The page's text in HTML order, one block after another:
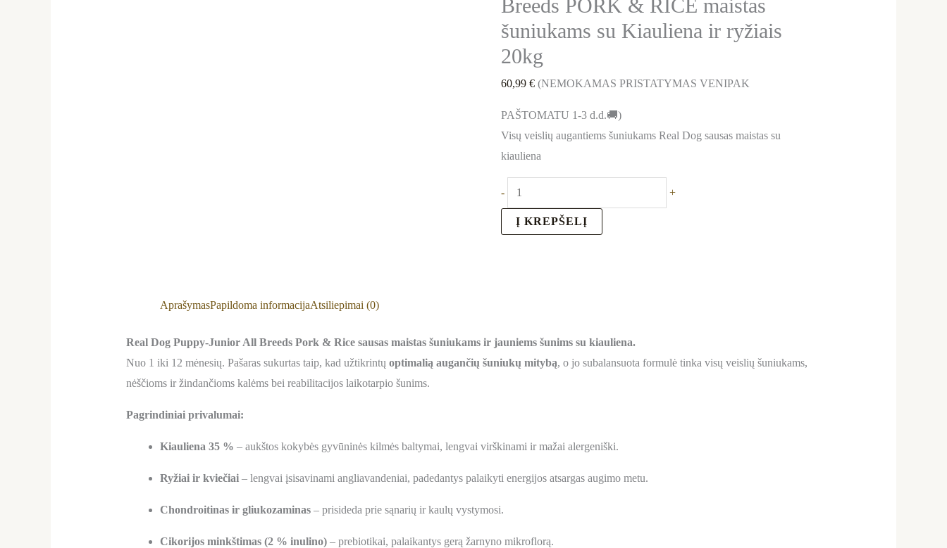
Breeds PORK & RICE maistas
šuniukams su Kiauliena ir ryžiais
20kg
60,99€ (NEMOKAMAS PRISTATYMAS VENIPAK
PAŠTOMATU 1-3 d.d.🚚)
Visų veislių augantiems šuniukams Real Dog sausas maistas su
kiauliena
-
ryžiais
20kg
+
Į KREPŠELĮ
AprašymasPapildoma informacijaAtsiliepimai (0)
Real Dog Puppy-Junior All Breeds Pork & Ricesausas maistas šuniukams ir jauniems šunims su kiauliena.
Nuo 1 iki 12 mėnesių. Pašaras sukurtas taip, kad užtikrintų optimalią augančių šuniukų mitybą, o jo subalansuota formulė tinka visų veislių šuniukams,
nėščioms ir žindančioms kalėms bei reabilitacijos laikotarpio šunims.
Pagrindiniai privalumai:
Kiauliena 35 % – aukštos kokybės gyvūninės kilmės baltymai, lengvai virškinami ir mažai alergeniški.
Ryžiai ir kviečiai– lengvai įsisavinami angliavandeniai, padedantys palaikyti energijos atsargas augimo metu.
Chondroitinas ir gliukozaminas– prisideda prie sąnarių ir kaulų vystymosi.
Cikorijos minkštimas (2 % inulino)– prebiotikai, palaikantys gerą žarnyno mikroflorą.